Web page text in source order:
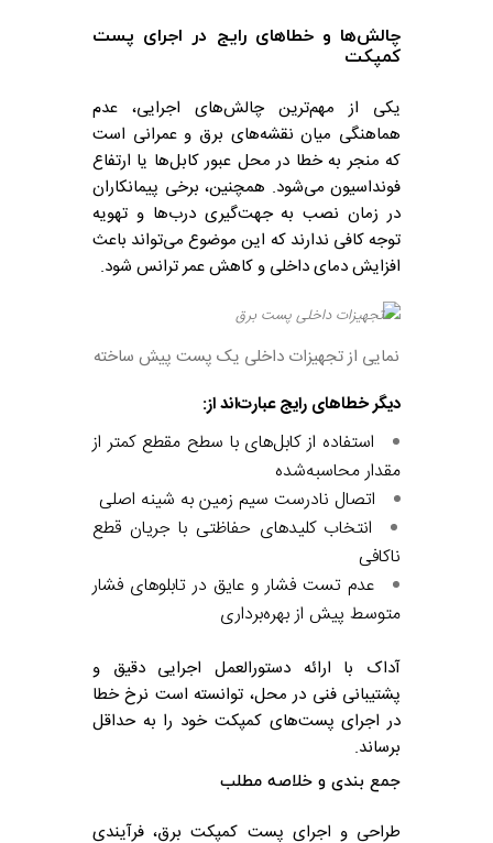
چالش‌ها و خطاهای رایج در اجرای پست
کمپکت
یکی از مهم‌ترین چالش‌های اجرایی، عدم
هماهنگی میان نقشه‌های برق و عمرانی است
که منجر به خطا در محل عبور کابل‌ها یا ارتفاع
فونداسیون می‌شود. همچنین، برخی پیمانکاران
در زمان نصب به جهت‌گیری درب‌ها و تهویه
توجه کافی ندارند که این موضوع می‌تواند باعث
افزایش دمای داخلی و کاهش عمر ترانس شود.
نمایی از تجهیزات داخلی یک پست پیش ساخته
دیگر خطاهای رایج عبارت‌اند از:
استفاده از کابل‌های با سطح مقطع کمتر از
مقدار محاسبه‌شده
اتصال نادرست سیم زمین به شینه اصلی
انتخاب کلیدهای حفاظتی با جریان قطع
ناکافی
عدم تست فشار و عایق در تابلوهای فشار
متوسط پیش از بهره‌برداری
آداک با ارائه دستورالعمل اجرایی دقیق و
پشتیبانی فنی در محل، توانسته است نرخ خطا
در اجرای پست‌های کمپکت خود را به حداقل
برساند.
جمع‌ بندی و خلاصه مطلب
طراحی و اجرای پست کمپکت برق، فرآیندی